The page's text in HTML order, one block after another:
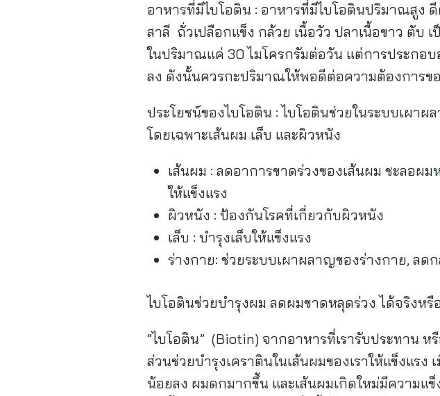
อาหารที่มีไบโอติน : อาหารที่มีไบโอตินปริมาณสูง
สาลี ถั่วเปลือกแข็ง กล้วย เนื้อวัว ปลาเนื้อขาว ตับ
ในปริมาณแค่ 30 ไมโครกรัมต่อวัน แต่การประกอ
ลง ดังนั้นควรกะปริมาณให้พอดีต่อความต้องการข
ประโยชน์ของไบโอติน : ไบโอตินช่วยในระบบเผา
โดยเฉพาะเส้นผม เล็บ และผิวหนัง
เส้นผม : ลดอาการขาดร่วงของเส้นผม ชะลอผ
ให้แข็งแรง
ผิวหนัง : ป้องกันโรคที่เกี่ยวกับผิวหนัง
เล็บ : บำรุงเล็บให้แข็งแรง
ร่างกาย: ช่วยระบบเผาผลาญของร่างกาย, ลดก
ไบโอตินช่วยบำรุงผม ลดผมขาดหลุดร่วง ได้จริงหรื
“ไบโอติน” (Biotin) จากอาหารที่เรารับประทาน
ส่วนช่วยบำรุงเคราตินในเส้นผมของเราให้แข็งแร
น้อยลง ผมดกมากขึ้น และเส้นผมเกิดใหม่มีความแ